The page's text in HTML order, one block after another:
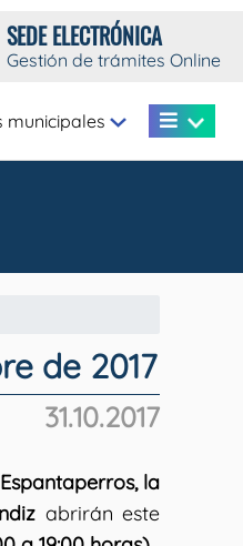
SEDE ELECTRÓNICA
Gestión de trámites Online
municipales
de 2017
31.10.2017
la
abrirán este